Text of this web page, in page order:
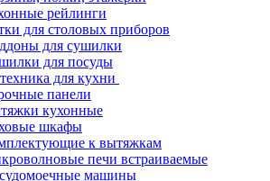
рейлинги
для столовых приборов
для сушилки
для посуды
для кухни
панели
кухонные
шкафы
к вытяжкам
печи встраиваемые
машины